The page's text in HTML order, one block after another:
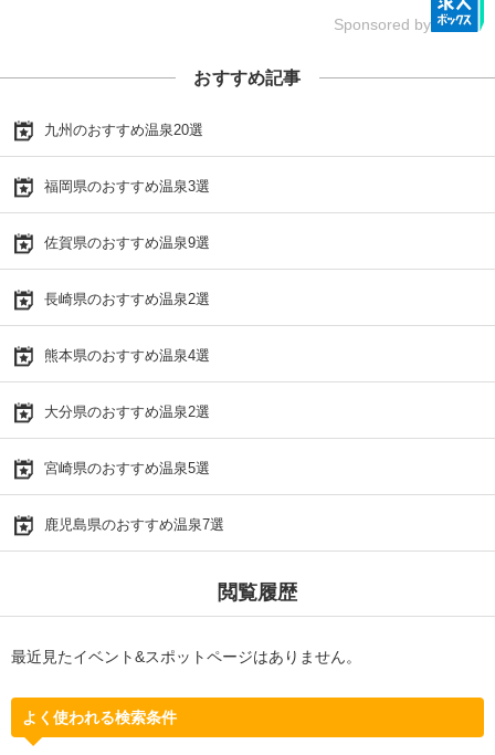
Sponsored by
おすすめ記事
九州のおすすめ温泉20選
福岡県のおすすめ温泉3選
佐賀県のおすすめ温泉9選
長崎県のおすすめ温泉2選
熊本県のおすすめ温泉4選
大分県のおすすめ温泉2選
宮崎県のおすすめ温泉5選
鹿児島県のおすすめ温泉7選
閲覧履歴
最近見たイベント&スポットページはありません。
よく使われる検索条件